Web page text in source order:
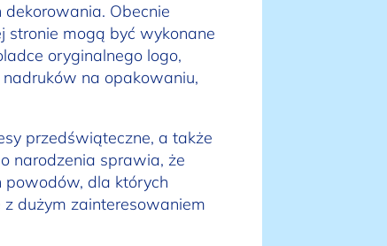
Obecnie
stronie mogą być wykonane
oryginalnego logo,
na opakowaniu,
przedświąteczne, a także
narodzenia sprawia, że
powodów, dla których
dużym zainteresowaniem